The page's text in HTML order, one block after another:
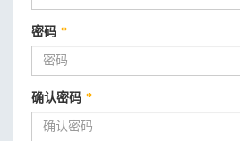
密码 *
确认密码 *